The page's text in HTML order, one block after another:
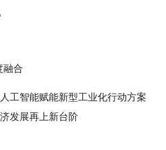
融合
工智能赋能新型工业化行动方案
发展再上新台阶